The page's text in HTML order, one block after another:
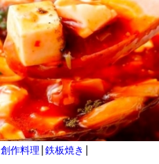
創作料理 鉄板焼き